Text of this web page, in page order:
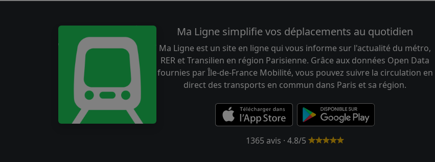
Ma Ligne simplifie vos déplacements au quotidien
Ma Ligne est un site en ligne qui vous informe sur l'actualité du métro,
RER et Transilien en région Parisienne. Grâce aux données Open Data
fournies par Île-de-France Mobilité, vous pouvez suivre la circulation en
direct des transports en commun dans Paris et sa région.
1365 avis · 4.8/5